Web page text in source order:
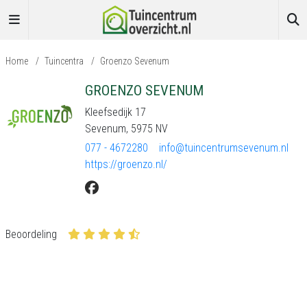
Home / Tuincentra / Groenzo Sevenum
GROENZO SEVENUM
Kleefsedijk 17
Sevenum, 5975 NV
077 - 4672280
info@tuincentrumsevenum.nl
https://groenzo.nl/
Beoordeling